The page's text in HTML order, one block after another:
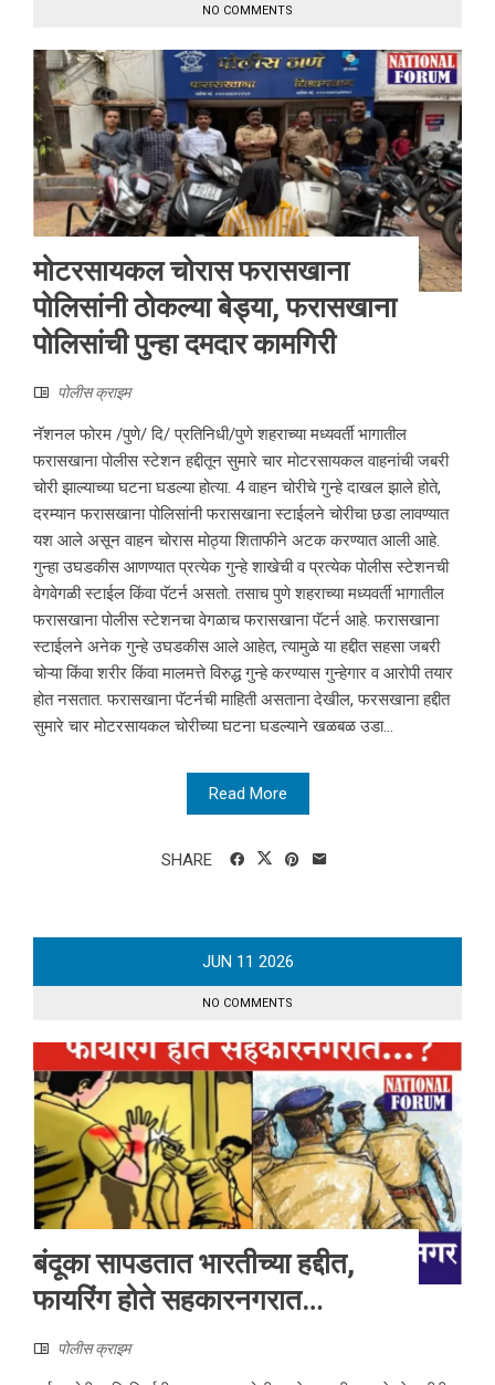
NO COMMENTS
मोटरसायकल चोरास फरासखाना
पोलिसांनी ठोकल्या बेड्या, फरासखाना
पोलिसांची पुन्हा दमदार कामगिरी
पोलीस क्राइम
नॅशनल फोरम /पुणे/ दि/ प्रतिनिधी/पुणे शहराच्या मध्यवर्ती भागातील
फरासखाना पोलीस स्टेशन हद्दीतून सुमारे चार मोटरसायकल वाहनांची जबरी
चोरी झाल्याच्या घटना घडल्या होत्या. 4 वाहन चोरीचे गुन्हे दाखल झाले होते,
दरम्यान फरासखाना पोलिसांनी फरासखाना स्टाईलने चोरीचा छडा लावण्यात
यश आले असून वाहन चोरास मोठ्या शिताफीने अटक करण्यात आली आहे.
गुन्हा उघडकीस आणण्यात प्रत्येक गुन्हे शाखेची व प्रत्येक पोलीस स्टेशनची
वेगवेगळी स्टाईल किंवा पॅटर्न असतो. तसाच पुणे शहराच्या मध्यवर्ती भागातील
फरासखाना पोलीस स्टेशनचा वेगळाच फरासखाना पॅटर्न आहे. फरासखाना
स्टाईलने अनेक गुन्हे उघडकीस आले आहेत, त्यामुळे या हद्दीत सहसा जबरी
चोऱ्या किंवा शरीर किंवा मालमत्ते विरुद्ध गुन्हे करण्यास गुन्हेगार व आरोपी तयार
होत नसतात. फरासखाना पॅटर्नची माहिती असताना देखील, फरसखाना हद्दीत
सुमारे चार मोटरसायकल चोरीच्या घटना घडल्याने खळबळ उडा...
Read More
SHARE
JUN 11 2026
NO COMMENTS
बंदूका सापडतात भारतीच्या हद्दीत,
फायरिंग होते सहकारनगरात…
पोलीस क्राइम